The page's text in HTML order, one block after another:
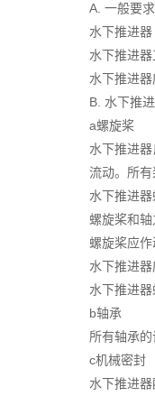
A. 一般要求
水下推进器
水下推进
水下推进
B. 水下推
a螺旋桨
水下推进
流动。所有
水下推进器
螺旋桨和
螺旋桨应作
水下推进器
水下推进器
b轴承
所有轴承
c机械密封
水下推进